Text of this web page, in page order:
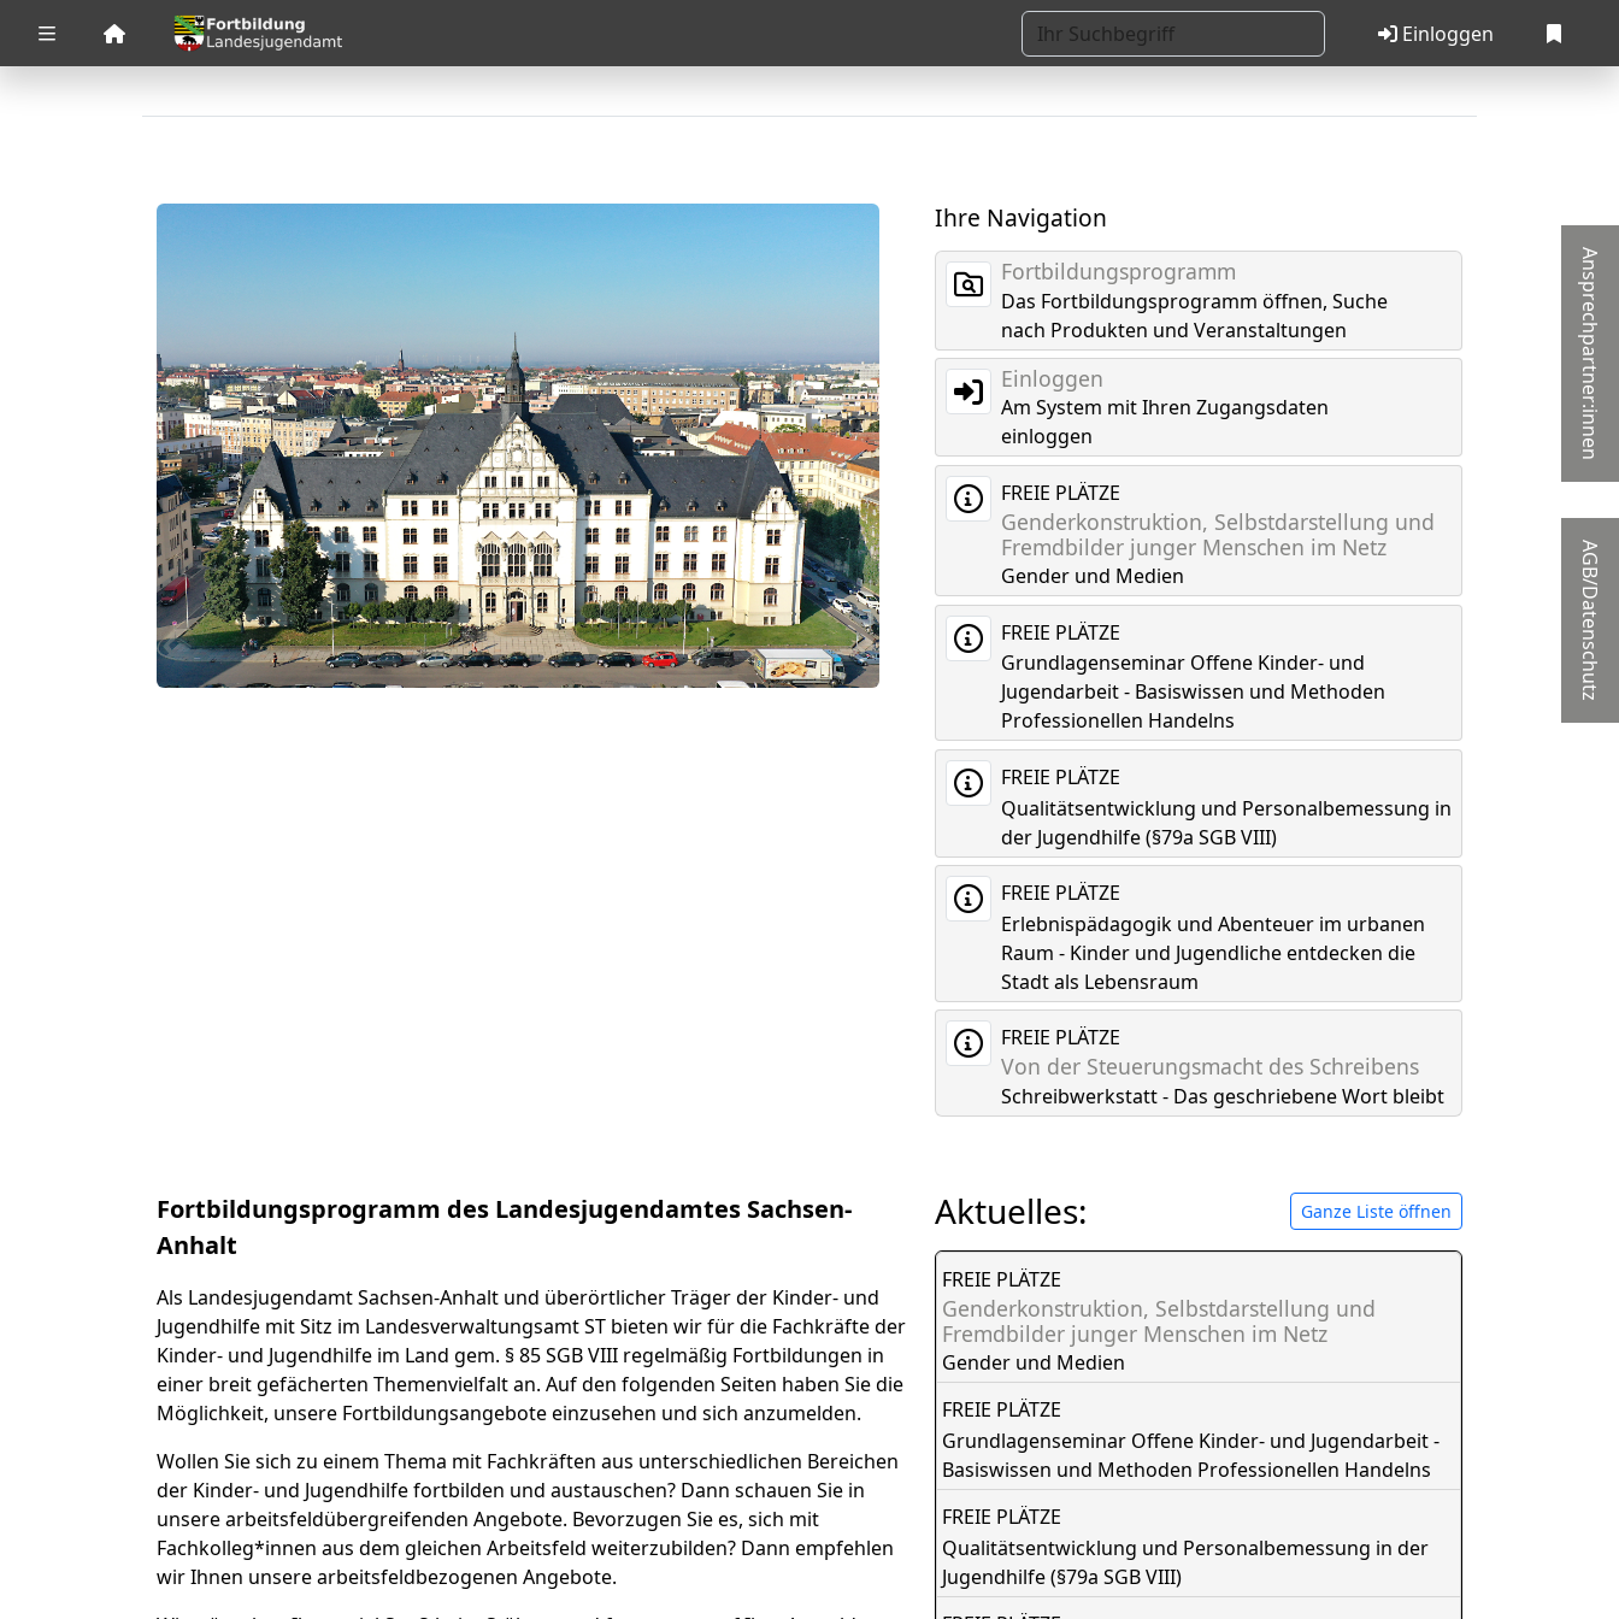
Einloggen
Zuklappen
Ansprechpartner:innen
AGB/Datenschutz
Ihre Navigation
Fortbildungsprogramm
Das Fortbildungsprogramm öffnen, Suche
nach Produkten und Veranstaltungen
Einloggen
Am System mit Ihren Zugangsdaten
einloggen
FREIE PLÄTZE
Genderkonstruktion, Selbstdarstellung und
Fremdbilder junger Menschen im Netz
Gender und Medien
FREIE PLÄTZE
Grundlagenseminar Offene Kinder- und
Jugendarbeit - Basiswissen und Methoden
Professionellen Handelns
FREIE PLÄTZE
Qualitätsentwicklung und Personalbemessung in
der Jugendhilfe (§79a SGB VIII)
FREIE PLÄTZE
Erlebnispädagogik und Abenteuer im urbanen
Raum - Kinder und Jugendliche entdecken die
Stadt als Lebensraum
FREIE PLÄTZE
Von der Steuerungsmacht des Schreibens
Schreibwerkstatt - Das geschriebene Wort bleibt
Fortbildungsprogramm des Landesjugendamtes Sachsen-
Anhalt
Als Landesjugendamt Sachsen-Anhalt und überörtlicher Träger der Kinder- und
Jugendhilfe mit Sitz im Landesverwaltungsamt ST bieten wir für die Fachkräfte der
Kinder- und Jugendhilfe im Land gem. § 85 SGB VIII regelmäßig Fortbildungen in
einer breit gefächerten Themenvielfalt an. Auf den folgenden Seiten haben Sie die
Möglichkeit, unsere Fortbildungsangebote einzusehen und sich anzumelden.
Wollen Sie sich zu einem Thema mit Fachkräften aus unterschiedlichen Bereichen
der Kinder- und Jugendhilfe fortbilden und austauschen? Dann schauen Sie in
unsere arbeitsfeldübergreifenden Angebote. Bevorzugen Sie es, sich mit
Fachkolleg*innen aus dem gleichen Arbeitsfeld weiterzubilden? Dann empfehlen
wir Ihnen unsere arbeitsfeldbezogenen Angebote.
Aktuelles: Ganze Liste öffnen
FREIE PLÄTZE
Genderkonstruktion, Selbstdarstellung und
Fremdbilder junger Menschen im Netz
Gender und Medien
FREIE PLÄTZE
Grundlagenseminar Offene Kinder- und Jugendarbeit -
Basiswissen und Methoden Professionellen Handelns
FREIE PLÄTZE
Qualitätsentwicklung und Personalbemessung in der
Jugendhilfe (§79a SGB VIII)